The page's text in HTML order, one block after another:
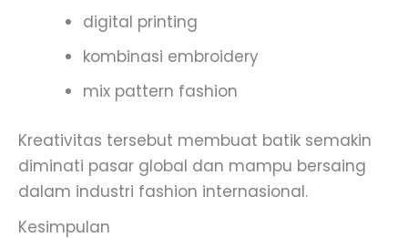
digital printing
kombinasi embroidery
mix pattern fashion
Kreativitas tersebut membuat batik semakin
diminati pasar global dan mampu bersaing
dalam industri fashion internasional.
Kesimpulan